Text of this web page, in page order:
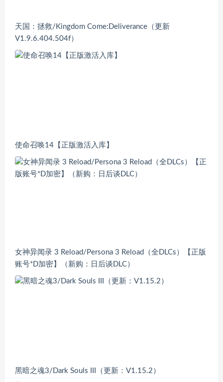
天国：拯救/Kingdom Come:Deliverance（更新
V1.9.6.404.504f）
使命召唤14【正版激活入库】
女神异闻录 3 Reload/Persona 3 Reload（全DLCs）【正版
账号*D加密】（新购：日后谈DLC）
黑暗之魂3/Dark Souls III（更新：V1.15.2）